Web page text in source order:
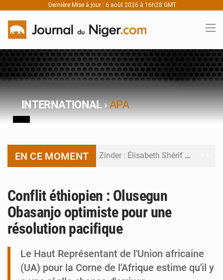
Dernière Mise à jour : 6 août 2026 à 16h28 GMT
INTERNATIONAL›APA
EN CE MOMENT Zinder : Élisabeth Shérif visite l’école Birni Garçon
Conflit éthiopien : Olusegun
Obasanjo optimiste pour une
résolution pacifique
Le Haut Représentant de l'Union africaine
(UA) pour la Corne de l'Afrique estime qu'il y